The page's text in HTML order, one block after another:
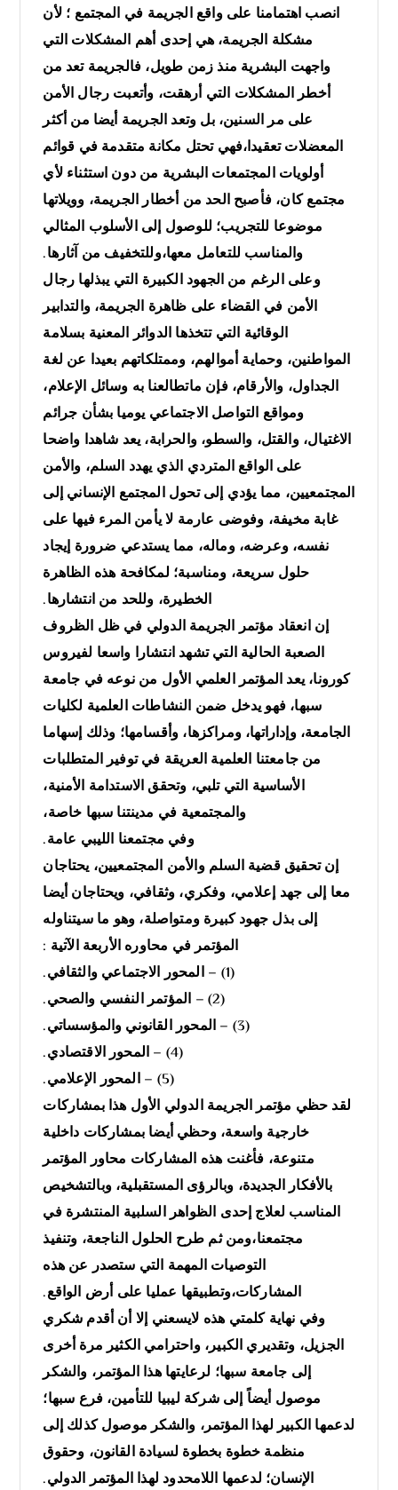
انصب اهتمامنا على واقع الجريمة في المجتمع ؛ لأن
مشكلة الجريمة، هي إحدى أهم المشكلات التي
واجهت البشرية منذ زمن طويل، فالجريمة تعد من
أخطر المشكلات التي أرهقت، وأتعبت رجال الأمن
على مر السنين، بل وتعد الجريمة أيضا من أكثر
المعضلات تعقيدا،فهي تحتل مكانة متقدمة في قوائم
أولويات المجتمعات البشرية من دون استثناء لأي
مجتمع كان، فأصبح الحد من أخطار الجريمة، وويلاتها
موضوعا للتجريب؛ للوصول إلى الأسلوب المثالي
والمناسب للتعامل معها،وللتخفيف من آثارها.
وعلى الرغم من الجهود الكبيرة التي يبذلها رجال
الأمن في القضاء على ظاهرة الجريمة، والتدابير
الوقائية التي تتخذها الدوائر المعنية بسلامة
المواطنين، وحماية أموالهم، وممتلكاتهم بعيدا عن لغة
الجداول، والأرقام، فإن ماتطالعنا به وسائل الإعلام،
ومواقع التواصل الاجتماعي يوميا بشأن جرائم
الاغتيال، والقتل، والسطو، والحرابة، يعد شاهدا واضحا
على الواقع المتردي الذي يهدد السلم، والأمن
المجتمعيين، مما يؤدي إلى تحول المجتمع الإنساني إلى
غابة مخيفة، وفوضى عارمة لا يأمن المرء فيها على
نفسه، وعرضه، وماله، مما يستدعي ضرورة إيجاد
حلول سريعة، ومناسبة؛ لمكافحة هذه الظاهرة
الخطيرة، وللحد من انتشارها.
إن انعقاد مؤتمر الجريمة الدولي في ظل الظروف
الصعبة الحالية التي تشهد انتشارا واسعا لفيروس
كورونا، يعد المؤتمر العلمي الأول من نوعه في جامعة
سبها، فهو يدخل ضمن النشاطات العلمية لكليات
الجامعة، وإداراتها، ومراكزها، وأقسامها؛ وذلك إسهاما
من جامعتنا العلمية العريقة في توفير المتطلبات
الأساسية التي تلبي، وتحقق الاستدامة الأمنية،
والمجتمعية في مدينتنا سبها خاصة،
وفي مجتمعنا الليبي عامة.
إن تحقيق قضية السلم والأمن المجتمعيين، يحتاجان
معا إلى جهد إعلامي، وفكري، وثقافي، ويحتاجان أيضا
إلى بذل جهود كبيرة ومتواصلة، وهو ما سيتناوله
المؤتمر في محاوره الأربعة الآتية :
(1) – المحور الاجتماعي والثقافي.
(2) – المؤتمر النفسي والصحي.
(3) – المحور القانوني والمؤسساتي.
(4) – المحور الاقتصادي.
(5) – المحور الإعلامي.
لقد حظي مؤتمر الجريمة الدولي الأول هذا بمشاركات
خارجية واسعة، وحظي أيضا بمشاركات داخلية
متنوعة، فأغنت هذه المشاركات محاور المؤتمر
بالأفكار الجديدة، وبالرؤى المستقبلية، وبالتشخيص
المناسب لعلاج إحدى الظواهر السلبية المنتشرة في
مجتمعنا،ومن ثم طرح الحلول الناجعة، وتنفيذ
التوصيات المهمة التي ستصدر عن هذه
المشاركات،وتطبيقها عمليا على أرض الواقع.
وفي نهاية كلمتي هذه لايسعني إلا أن أقدم شكري
الجزيل، وتقديري الكبير، واحترامي الكثير مرة أخرى
إلى جامعة سبها؛ لرعايتها هذا المؤتمر، والشكر
موصول أيضاً إلى شركة ليبيا للتأمين، فرع سبها؛
لدعمها الكبير لهذا المؤتمر، والشكر موصول كذلك إلى
منظمة خطوة بخطوة لسيادة القانون، وحقوق
الإنسان؛ لدعمها اللامحدود لهذا المؤتمر الدولي.